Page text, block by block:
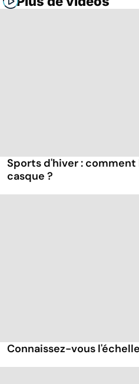
Sports d'hiver :
casque ?
Connaissez-vous